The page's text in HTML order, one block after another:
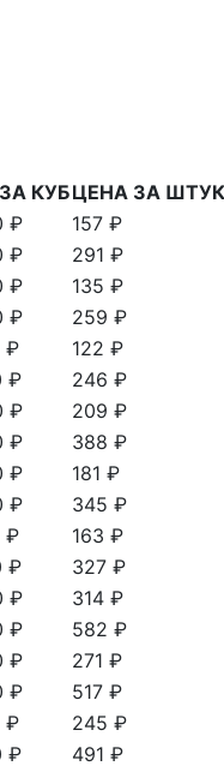
КУБЦЕНА ЗА
₽ 157 ₽
₽ 291 ₽
₽ 135 ₽
₽ 259 ₽
₽ 122 ₽
₽ 246 ₽
₽ 209 ₽
₽ 388 ₽
₽ 181 ₽
₽ 345 ₽
₽ 163 ₽
₽ 327 ₽
₽ 314 ₽
₽ 582 ₽
₽ 271 ₽
₽ 517 ₽
₽ 245 ₽
₽ 491 ₽